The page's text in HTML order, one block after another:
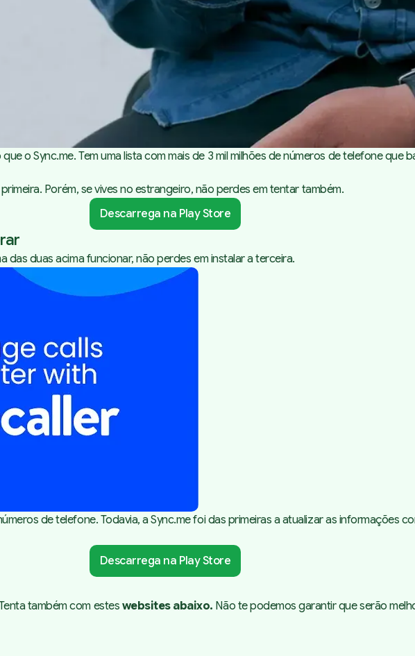
o Sync.me. Tem uma lista com mais de 3 mil milhões de números de telefone
Porém, se vives no estrangeiro, não perdes em tentar também.
Descarrega na Play Store
das duas acima funcionar, não perdes em instalar a terceira.
de telefone. Todavia, a Sync.me foi das primeiras a atualizar as informações
Descarrega na Play Store
também com estes websites abaixo. Não te podemos garantir que serão